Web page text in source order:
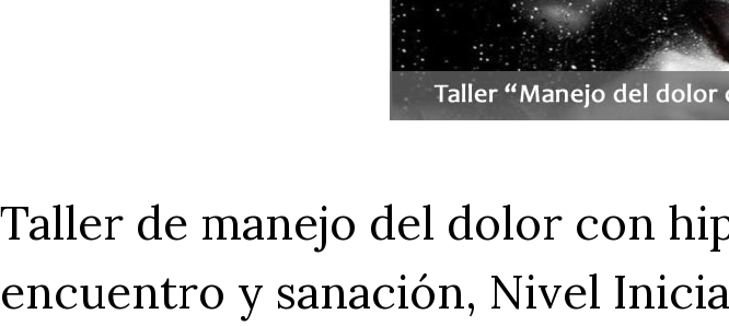
Taller de manejo del dolor con
encuentro y sanación, Nivel